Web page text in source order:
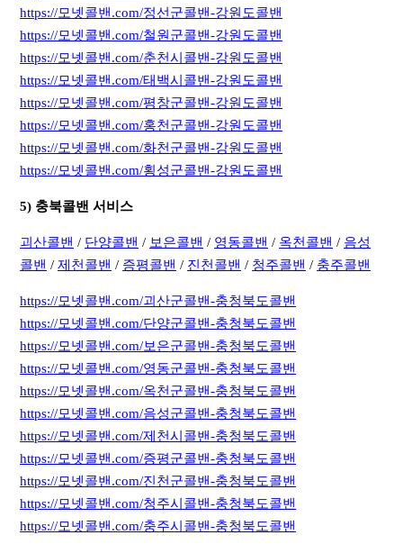
https://모넷콜밴.com/정선군콜밴-강원도콜밴
https://모넷콜밴.com/철원군콜밴-강원도콜밴
https://모넷콜밴.com/춘천시콜밴-강원도콜밴
https://모넷콜밴.com/태백시콜밴-강원도콜밴
https://모넷콜밴.com/평창군콜밴-강원도콜밴
https://모넷콜밴.com/홍천군콜밴-강원도콜밴
https://모넷콜밴.com/화천군콜밴-강원도콜밴
https://모넷콜밴.com/횡성군콜밴-강원도콜밴
5) 충북콜밴 서비스
괴산콜밴 / 단양콜밴 / 보은콜밴 / 영동콜밴 / 옥천콜밴 / 음성
콜밴 /제천콜밴 / 증평콜밴 / 진천콜밴 / 청주콜밴 / 충주콜밴
https://모넷콜밴.com/괴산군콜밴-충청북도콜밴
https://모넷콜밴.com/단양군콜밴-충청북도콜밴
https://모넷콜밴.com/보은군콜밴-충청북도콜밴
https://모넷콜밴.com/영동군콜밴-충청북도콜밴
https://모넷콜밴.com/옥천군콜밴-충청북도콜밴
https://모넷콜밴.com/음성군콜밴-충청북도콜밴
https://모넷콜밴.com/제천시콜밴-충청북도콜밴
https://모넷콜밴.com/증평군콜밴-충청북도콜밴
https://모넷콜밴.com/진천군콜밴-충청북도콜밴
https://모넷콜밴.com/청주시콜밴-충청북도콜밴
https://모넷콜밴.com/충주시콜밴-충청북도콜밴